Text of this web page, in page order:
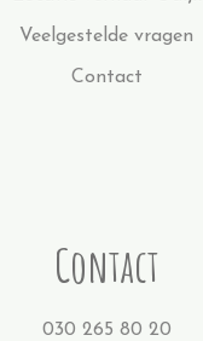
Veelgestelde vragen
Contact
Contact
030 265 80 20